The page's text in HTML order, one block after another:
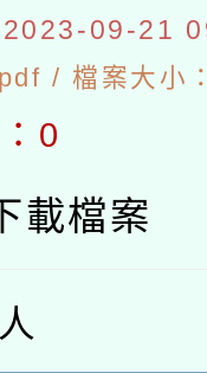
2023-09-21
/ 檔案大小
0
載檔案